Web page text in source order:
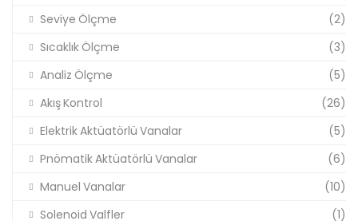
Seviye Ölçme
(2)
Sıcaklık Ölçme
(3)
Analiz Ölçme
(5)
Akış Kontrol
(26)
Elektrik Aktüatörlü Vanalar
(5)
Pnömatik Aktüatörlü Vanalar
(6)
Manuel Vanalar
(10)
Solenoid Valfler
(1)